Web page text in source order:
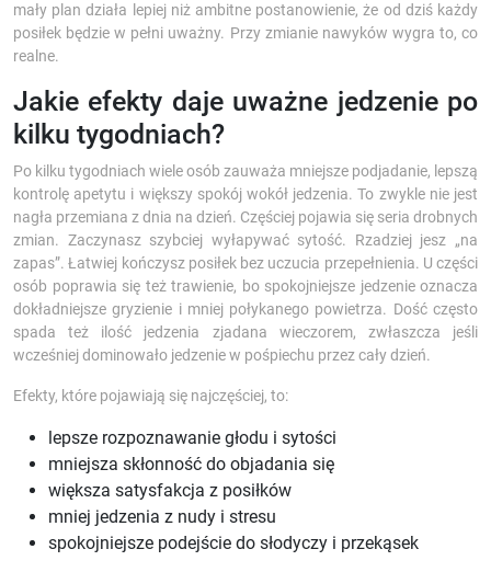
mały plan działa lepiej niż ambitne postanowienie, że od dziś każdy
posiłek będzie w pełni uważny. Przy zmianie nawyków wygra to, co
realne.
Jakie efekty daje uważne jedzenie po
kilku tygodniach?
Po kilku tygodniach wiele osób zauważa mniejsze podjadanie, lepszą
kontrolę apetytu i większy spokój wokół jedzenia. To zwykle nie jest
nagła przemiana z dnia na dzień. Częściej pojawia się seria drobnych
zmian. Zaczynasz szybciej wyłapywać sytość. Rzadziej jesz „na
zapas”. Łatwiej kończysz posiłek bez uczucia przepełnienia. U części
osób poprawia się też trawienie, bo spokojniejsze jedzenie oznacza
dokładniejsze gryzienie i mniej połykanego powietrza. Dość często
spada też ilość jedzenia zjadana wieczorem, zwłaszcza jeśli
wcześniej dominowało jedzenie w pośpiechu przez cały dzień.
Efekty, które pojawiają się najczęściej, to:
lepsze rozpoznawanie głodu i sytości
mniejsza skłonność do objadania się
większa satysfakcja z posiłków
mniej jedzenia z nudy i stresu
spokojniejsze podejście do słodyczy i przekąsek